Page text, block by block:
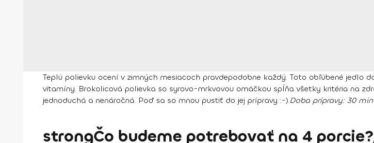
Teplú polievku ocení v zimných mesiacoch pravdepodobne každý. Toto obľúbené jedlo
vitamíny. Brokolicová polievka so syrovo-mrkvovou omáčkou spĺňa všetky kritéria na
jednoduchá a nenáročná. Poď sa so mnou pustiť do jej prípravy :-).Doba prípravy: 30 min
strongČo budeme potrebovať na 4